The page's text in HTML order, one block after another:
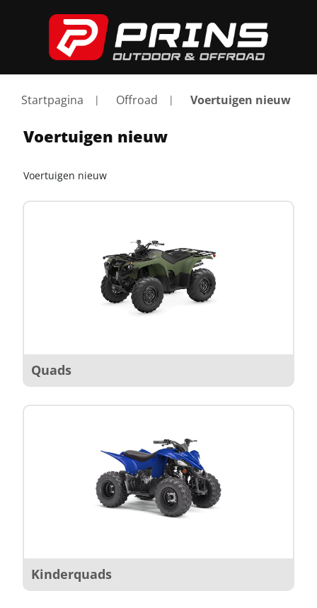
Startpagina Offroad Voertuigen nieuw
Voertuigen nieuw
Voertuigen nieuw
Quads
Kinderquads